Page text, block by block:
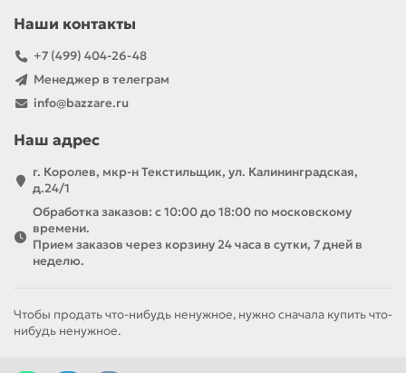
Наши контакты
+7 (499) 404-26-48
Менеджер в телеграм
info@bazzare.ru
Наш адрес
г. Королев, мкр-н Текстильщик, ул. Калининградская,
д.24/1
Обработка заказов: с 10:00 до 18:00 по московскому
времени.
Прием заказов через корзину 24 часа в сутки, 7 дней в
неделю.
Чтобы продать что-нибудь ненужное, нужно сначала купить что-
нибудь ненужное.